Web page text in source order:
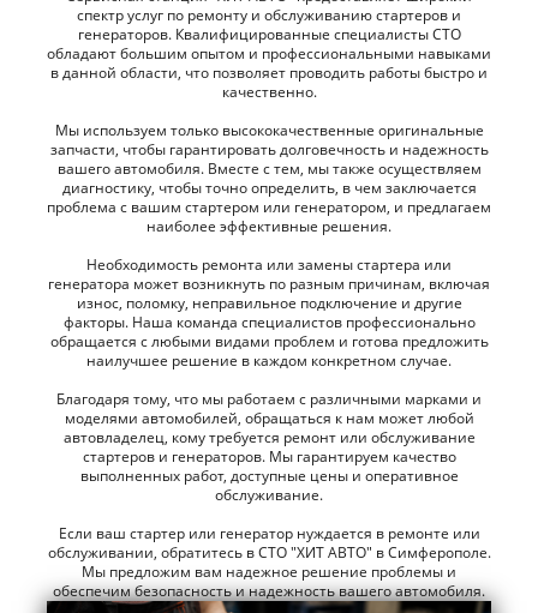
спектр услуг по ремонту и обслуживанию стартеров и
генераторов. Квалифицированные специалисты СТО
обладают большим опытом и профессиональными навыками
в данной области, что позволяет проводить работы быстро и
качественно.
Мы используем только высококачественные оригинальные
запчасти, чтобы гарантировать долговечность и надежность
вашего автомобиля. Вместе с тем, мы также осуществляем
диагностику, чтобы точно определить, в чем заключается
проблема с вашим стартером или генератором, и предлагаем
наиболее эффективные решения.
Необходимость ремонта или замены стартера или
генератора может возникнуть по разным причинам, включая
износ, поломку, неправильное подключение и другие
факторы. Наша команда специалистов профессионально
обращается с любыми видами проблем и готова предложить
наилучшее решение в каждом конкретном случае.
Благодаря тому, что мы работаем с различными марками и
моделями автомобилей, обращаться к нам может любой
автовладелец, кому требуется ремонт или обслуживание
стартеров и генераторов. Мы гарантируем качество
выполненных работ, доступные цены и оперативное
обслуживание.
Если ваш стартер или генератор нуждается в ремонте или
обслуживании, обратитесь в СТО "ХИТ АВТО" в Симферополе.
Мы предложим вам надежное решение проблемы и
обеспечим безопасность и надежность вашего автомобиля.